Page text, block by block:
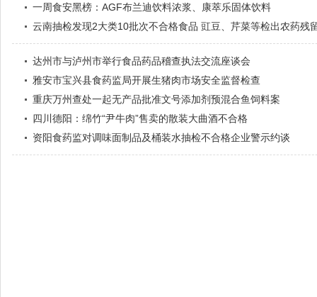
一周食安黑榜：AGF布兰迪饮料浓浆、康萃乐固体饮料
云南抽检发现2大类10批次不合格食品 豇豆、芹菜等检出农药残
达州市与泸州市举行食品药品稽查执法交流座谈会
雅安市宝兴县食药监局开展生猪肉市场安全监督检查
重庆万州查处一起无产品批准文号添加剂预混合鱼饲料案
四川德阳：绵竹“尹牛肉”售卖的散装大曲酒不合格
资阳食药监对调味面制品及桶装水抽检不合格企业警示约谈